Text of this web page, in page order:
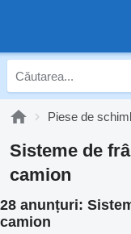
Piese de
Sisteme de
camion
28 anunțuri:
camion